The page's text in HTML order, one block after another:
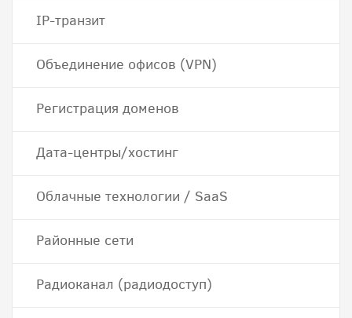
IP-транзит
Объединение офисов (VPN)
Регистрация доменов
Дата-центры/хостинг
Облачные технологии / SaaS
Районные сети
Радиоканал (радиодоступ)